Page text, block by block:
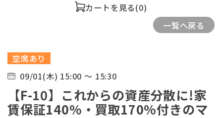
カートを見る(0)
一覧へ戻る
空席あり
09/01(木) 15:00 ～ 15:30
【F-10】これからの資産分散に!家
賃保証140%・買取170%付きのマ